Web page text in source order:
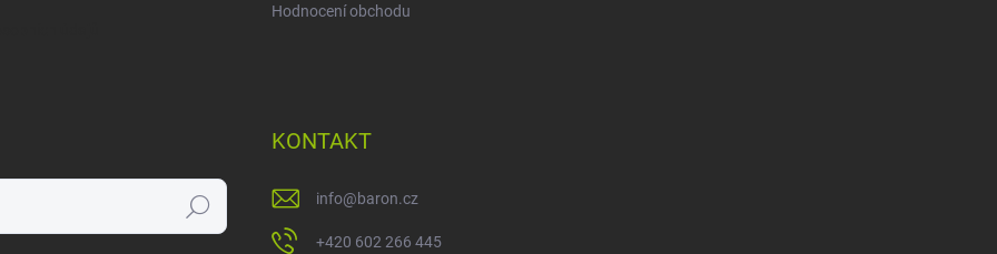
Hodnocení obchodu
Hledat
KONTAKT
info@baron.cz
+420 602 266 445